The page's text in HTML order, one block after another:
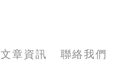
文章資訊 聯絡我們